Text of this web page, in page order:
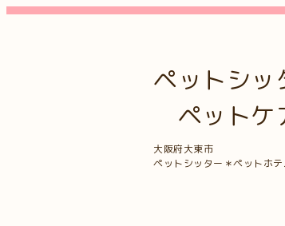
ペットシッ
ペット
大阪府大東市
ペットシッター＊ペットホ